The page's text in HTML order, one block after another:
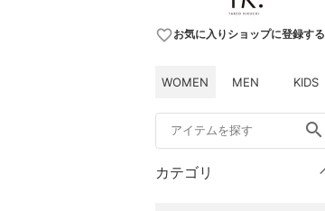
favorite_borderお気に入りショップに登録する
WOMEN MEN KIDS
search
カテゴリ